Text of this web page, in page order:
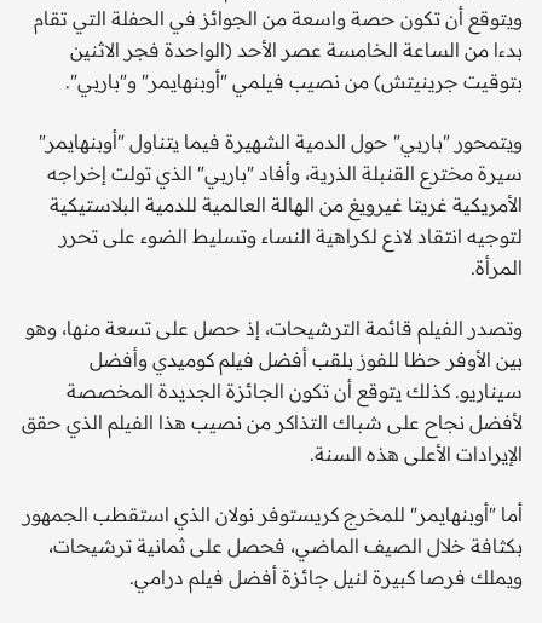
ويتوقع أن تكون حصة واسعة من الجوائز في الحفلة التي تقام
بدءا من الساعة الخامسة عصر الأحد (الواحدة فجر الاثنين
بتوقيت جرينيتش) من نصيب فيلمي "أوبنهايمر" و"باربي".
ويتمحور "باربي" حول الدمية الشهيرة فيما يتناول "أوبنهايمر"
سيرة مخترع القنبلة الذرية، وأفاد "باربي" الذي تولت إخراجه
الأمريكية غريتا غيرويغ من الهالة العالمية للدمية البلاستيكية
لتوجيه انتقاد لاذع لكراهية النساء وتسليط الضوء على تحرر
المرأة.
وتصدر الفيلم قائمة الترشيحات، إذ حصل على تسعة منها، وهو
بين الأوفر حظا للفوز بلقب أفضل فيلم كوميدي وأفضل
سيناريو. كذلك يتوقع أن تكون الجائزة الجديدة المخصصة
لأفضل نجاح على شباك التذاكر من نصيب هذا الفيلم الذي حقق
الإيرادات الأعلى هذه السنة.
أما "أوبنهايمر" للمخرج كريستوفر نولان الذي استقطب الجمهور
بكثافة خلال الصيف الماضي، فحصل على ثمانية ترشيحات،
ويملك فرصا كبيرة لنيل جائزة أفضل فيلم درامي.